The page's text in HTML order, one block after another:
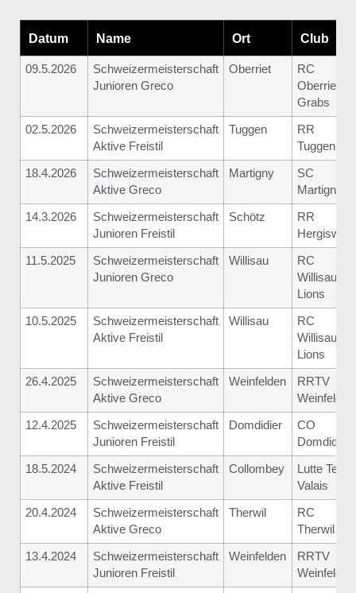
Datum Name Ort Club
09.5.2026
Schweizermeisterschaft
Junioren Greco
Oberriet
RC
Oberriet-
Grabs
02.5.2026
Schweizermeisterschaft
Aktive Freistil
Tuggen
RR
Tuggen
18.4.2026
Schweizermeisterschaft
Aktive Greco
Martigny
SC
Martigny
14.3.2026
Schweizermeisterschaft
Junioren Freistil
Schötz
RR
Hergiswil
11.5.2025
Schweizermeisterschaft
Junioren Greco
Willisau
RC
Willisau
Lions
10.5.2025
Schweizermeisterschaft
Aktive Freistil
Willisau
RC
Willisau
Lions
26.4.2025
Schweizermeisterschaft
Aktive Greco
Weinfelden
RRTV
Weinfelden
12.4.2025
Schweizermeisterschaft
Junioren Freistil
Domdidier
CO
Domdidier
18.5.2024
Schweizermeisterschaft
Aktive Freistil
Collombey
Lutte Team
Valais
20.4.2024
Schweizermeisterschaft
Aktive Greco
Therwil
RC
Therwil
13.4.2024
Schweizermeisterschaft
Junioren Freistil
Weinfelden
RRTV
Weinfelden